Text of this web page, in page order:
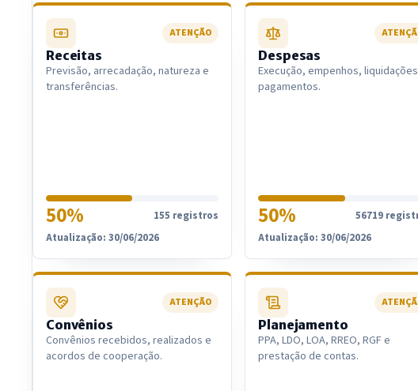
Licitações
100% 555
Contratos
100% 433
Recursos Humanos
Convênios
50%
14
ATENÇÃO
Receitas
Previsão, arrecadação, natureza e
transferências.
50%
155 registros
Atualização: 30/06/2026
Despesas
Execução, empenhos,
pagamentos.
50%
56719
Atualização: 30/06/2026
ATENÇÃO
Convênios
Convênios recebidos, realizados e
acordos de cooperação.
Planejamento
PPA, LDO, LOA, RREO, RGF e
prestação de contas.